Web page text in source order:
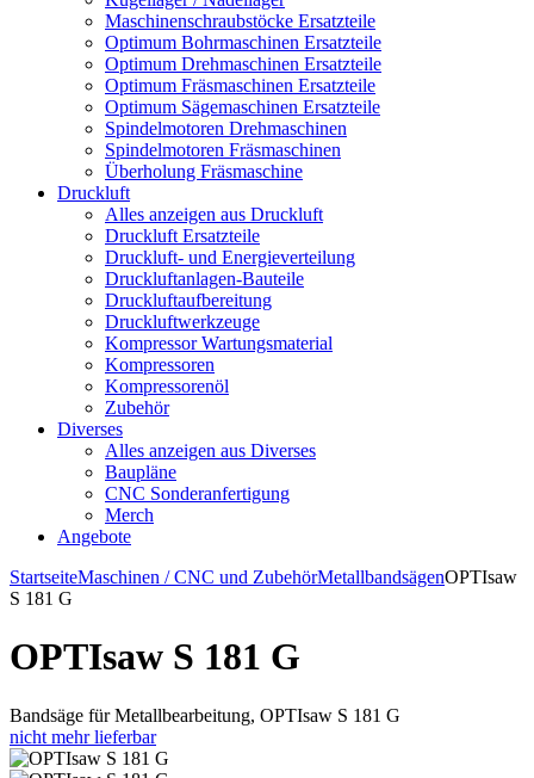
Maschinenschraubstöcke Ersatzteile
Optimum Bohrmaschinen Ersatzteile
Optimum Drehmaschinen Ersatzteile
Optimum Fräsmaschinen Ersatzteile
Optimum Sägemaschinen Ersatzteile
Spindelmotoren Drehmaschinen
Spindelmotoren Fräsmaschinen
Überholung Fräsmaschine
Druckluft
Alles anzeigen aus Druckluft
Druckluft Ersatzteile
Druckluft- und Energieverteilung
Druckluftanlagen-Bauteile
Druckluftaufbereitung
Druckluftwerkzeuge
Kompressor Wartungsmaterial
Kompressoren
Kompressorenöl
Zubehör
Diverses
Alles anzeigen aus Diverses
Baupläne
CNC Sonderanfertigung
Merch
Angebote
StartseiteMaschinen / CNC und ZubehörMetallbandsägenOPTIsaw
S 181 G
OPTIsaw S 181 G
Bandsäge für Metallbearbeitung, OPTIsaw S 181 G
nicht mehr lieferbar